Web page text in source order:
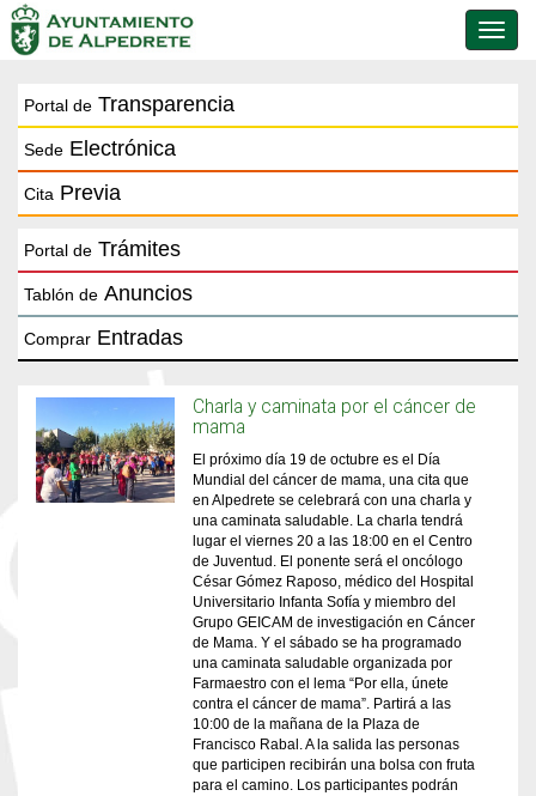
de
Portal de Transparencia
Sede Electrónica
Cita Previa
Portal de Trámites
Tablón de Anuncios
Comprar Entradas
Charla y caminata por el cáncer de
mama
El próximo día 19 de octubre es el Día
Mundial del cáncer de mama, una cita que
en Alpedrete se celebrará con una charla y
una caminata saludable. La charla tendrá
lugar el viernes 20 a las 18:00 en el Centro
de Juventud. El ponente será el oncólogo
César Gómez Raposo, médico del Hospital
Universitario Infanta Sofía y miembro del
Grupo GEICAM de investigación en Cáncer
de Mama. Y el sábado se ha programado
una caminata saludable organizada por
Farmaestro con el lema “Por ella, únete
contra el cáncer de mama”. Partirá a las
10:00 de la mañana de la Plaza de
Francisco Rabal. A la salida las personas
que participen recibirán una bolsa con fruta
para el camino. Los participantes podrán